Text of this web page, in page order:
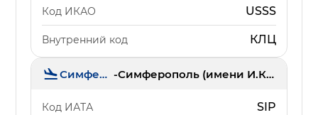
Код ИКАО USSS
Внутренний код КЛЦ
Симферополь - Симферополь (имени И.К. Айвазовского)
Код ИАТА SIP